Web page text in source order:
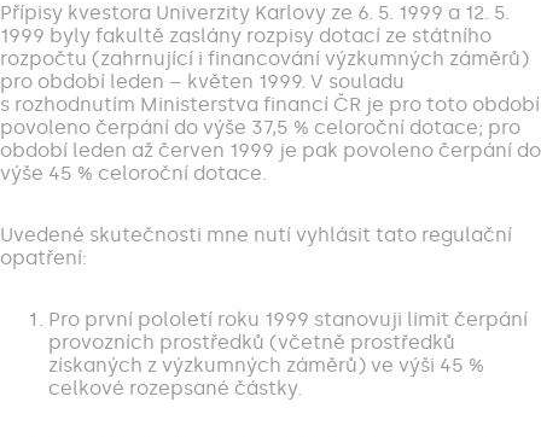
Přípisy kvestora Univerzity Karlovy ze 6. 5. 1999 a 12. 5.
1999 byly fakultě zaslány rozpisy dotací ze státního
rozpočtu (zahrnující i financování výzkumných záměrů)
pro období leden – květen 1999. V souladu
s rozhodnutím Ministerstva financí ČR je pro toto období
povoleno čerpání do výše 37,5 % celoroční dotace; pro
období leden až červen 1999 je pak povoleno čerpání do
výše 45 % celoroční dotace.
Uvedené skutečnosti mne nutí vyhlásit tato regulační
opatření:
Pro první pololetí roku 1999 stanovuji limit čerpání
provozních prostředků (včetně prostředků
získaných z výzkumných záměrů) ve výši 45 %
celkové rozepsané částky.